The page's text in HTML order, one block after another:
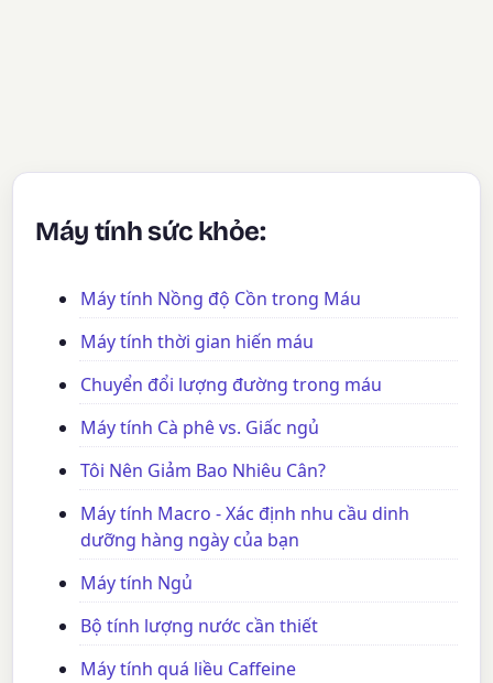
Máy tính sức khỏe:
Máy tính Nồng độ Cồn trong Máu
Máy tính thời gian hiến máu
Chuyển đổi lượng đường trong máu
Máy tính Cà phê vs. Giấc ngủ
Tôi Nên Giảm Bao Nhiêu Cân?
Máy tính Macro - Xác định nhu cầu dinh
dưỡng hàng ngày của bạn
Máy tính Ngủ
Bộ tính lượng nước cần thiết
Máy tính quá liều Caffeine